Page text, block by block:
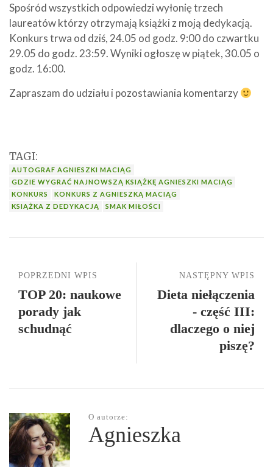
Spośród wszystkich odpowiedzi wyłonię trzech
laureatów którzy otrzymają książki z moją dedykacją.
Konkurs trwa od dziś, 24.05 od godz. 9:00 do czwartku
29.05 do godz. 23:59. Wyniki ogłoszę w piątek, 30.05 o
godz. 16:00.
Zapraszam do udziału i pozostawiania komentarzy
TAGI:
AUTOGRAF AGNIESZKI MACIĄG
GDZIE WYGRAĆ NAJNOWSZĄ KSIĄŻKĘ AGNIESZKI MACIĄG
KONKURS
KONKURS Z AGNIESZKĄ MACIĄG
KSIĄŻKA Z DEDYKACJĄ
SMAK MIŁOŚCI
NASTĘPNY WPIS
Dieta niełączenia
- część III:
dlaczego o niej
piszę?
POPRZEDNI WPIS
TOP 20: naukowe
porady jak
schudnąć
O autorze:
Agnieszka